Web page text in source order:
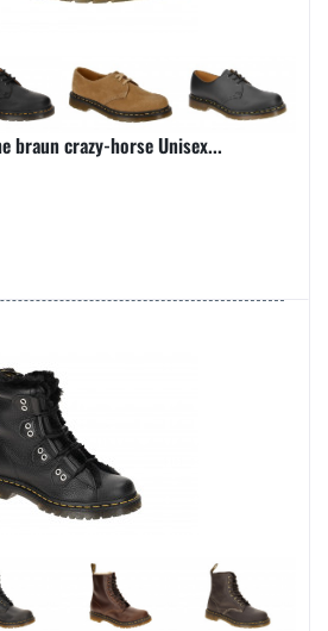
braun crazy-horse Unisex...